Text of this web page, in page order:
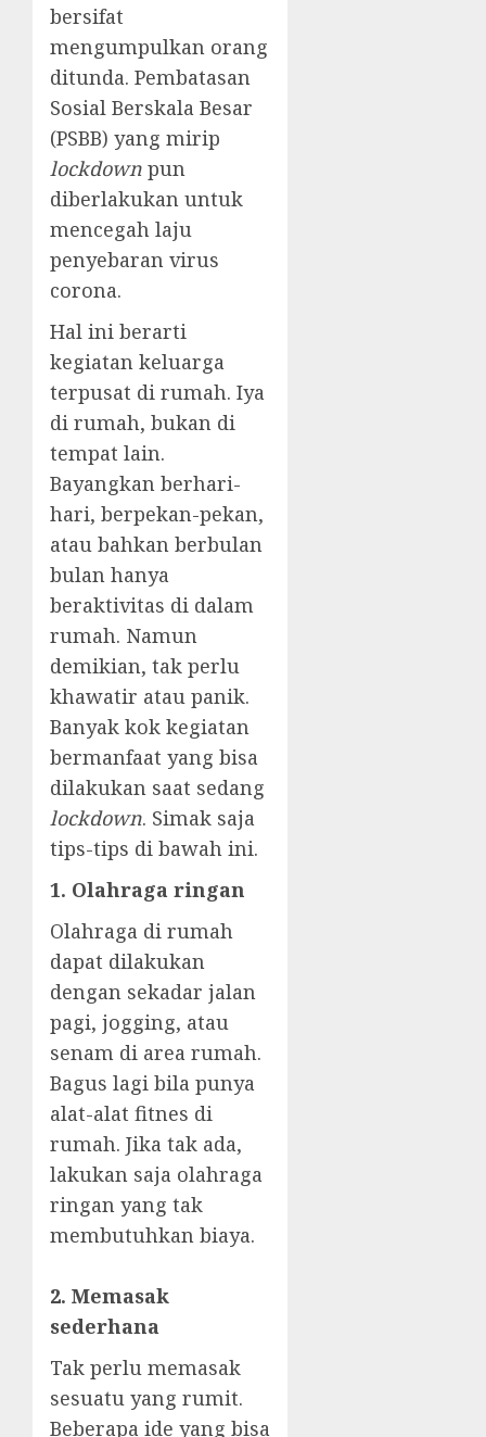
bersifat
mengumpulkan orang
ditunda. Pembatasan
Sosial Berskala Besar
(PSBB) yang mirip
lockdown pun
diberlakukan untuk
mencegah laju
penyebaran virus
corona.
Hal ini berarti
kegiatan keluarga
terpusat di rumah. Iya
di rumah, bukan di
tempat lain.
Bayangkan berhari-
hari, berpekan-pekan,
atau bahkan berbulan
bulan hanya
beraktivitas di dalam
rumah. Namun
demikian, tak perlu
khawatir atau panik.
Banyak kok kegiatan
bermanfaat yang bisa
dilakukan saat sedang
lockdown. Simak saja
tips-tips di bawah ini.
1. Olahraga ringan
Olahraga di rumah
dapat dilakukan
dengan sekadar jalan
pagi, jogging, atau
senam di area rumah.
Bagus lagi bila punya
alat-alat fitnes di
rumah. Jika tak ada,
lakukan saja olahraga
ringan yang tak
membutuhkan biaya.
2. Memasak
sederhana
Tak perlu memasak
sesuatu yang rumit.
Beberapa ide yang bisa